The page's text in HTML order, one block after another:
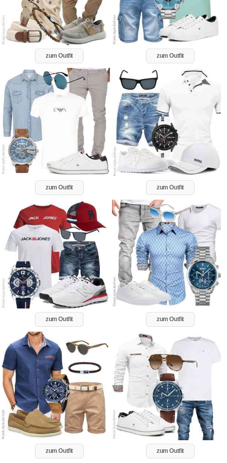
zum Outfit zum Outfit
zum Outfit zum Outfit
zum Outfit zum Outfit
zum Outfit zum Outfit